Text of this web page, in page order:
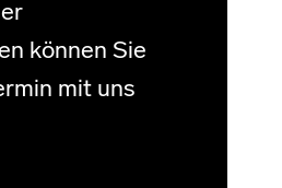
können Sie
mit uns